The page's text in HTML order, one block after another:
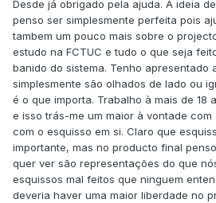
Desde já obrigado pela ajuda. A ideia
penso ser simplesmente perfeita pois
tambem um pouco mais sobre o
estudo na FCTUC e tudo o que seja
banido do sistema. Tenho apresentado
simplesmente são olhados de lado ou
é o que importa. Trabalho à mais de 18
e isso trás-me um maior à vontade
com o esquisso em si. Claro que
importante, mas no producto final
quer ver são representações do que
esquissos mal feitos que ninguem
deveria haver uma maior liberdade no